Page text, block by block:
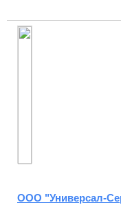
ООО "Универсал-